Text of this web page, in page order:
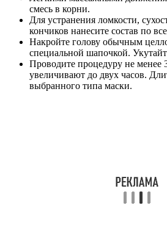
смесь в корни.
Для устранения ломкости,
кончиков нанесите состав по
Накройте голову обычным
специальной шапочкой.
Проводите процедуру не менее
увеличивают до двух часов.
выбранного типа маски.